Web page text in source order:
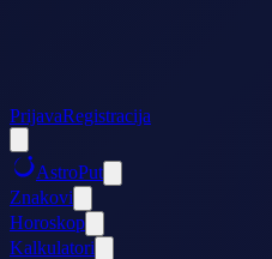
PrijavaRegistracija
AstroPut
Znakovi
Horoskop
Kalkulatori